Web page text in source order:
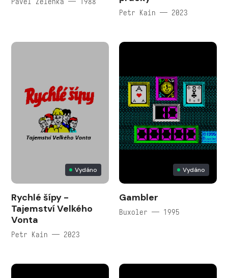
Petr Kain — 2023
Vydáno
Rychlé šípy -
Tajemství Velkého
Vonta
Petr Kain — 2023
Vydáno
Gambler
Buxoler — 1995